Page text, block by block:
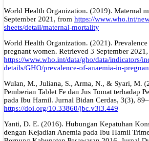
World Health Organization. (2019). Maternal
September 2021, from https://www.who.int/
sheets/detail/maternal-mortality
World Health Organization. (2021).
pregnant women. Retrieved 3 September
https://www.who.int/data/gho/data/indicators/
details/GHO/prevalence-of-anaemia-in-
Wulan, M., Juliana, S., Arma, N., & Syari, M.
Pemberian Tablet Fe dan Jus Tomat terhadap
pada Ibu Hamil. Jurnal Bidan Cerdas, 3(3),
https://doi.org/10.33860/jbc.v3i3.449
Yanti, D. E. (2016). Hubungan Kepatuhan
dengan Kejadian Anemia pada Ibu Hamil